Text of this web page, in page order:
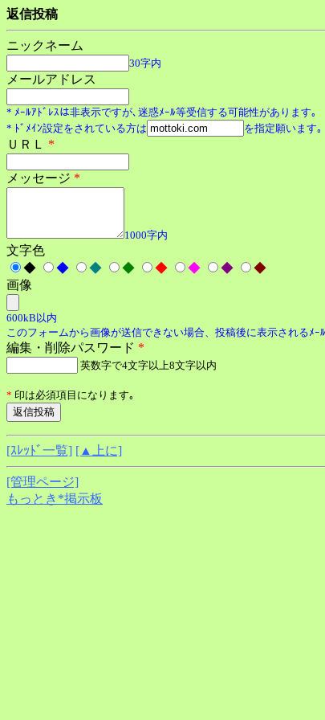
返信投稿
ニックネーム
30字内
メールアドレス
* ﾒｰﾙｱﾄﾞﾚｽは非表示ですが､迷惑ﾒｰﾙ等受信する可能性があります｡
* ﾄﾞﾒｲﾝ設定をされている方は
を指定願います｡
ＵＲＬ *
メッセージ *
1000字内
文字色
◆
◆ ◆ ◆ ◆ ◆ ◆
◆
画像
600kB以内
このフォームから画像が送信できない場合、投稿後に表示されるﾒ
編集・削除パスワード *
英数字で4文字以上8文字以内
* 印は必須項目になります｡
[ｽﾚｯﾄﾞ一覧] [▲上に]
[管理ページ]
もっとき*掲示板